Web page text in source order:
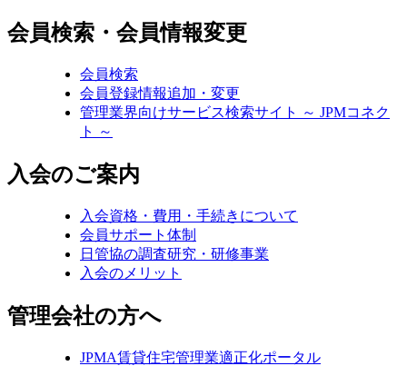
会員検索・会員情報変更
会員検索
会員登録情報追加・変更
管理業界向けサービス検索サイト ～ JPMコネク
ト ～
入会のご案内
入会資格・費用・手続きについて
会員サポート体制
日管協の調査研究・研修事業
入会のメリット
管理会社の方へ
JPMA賃貸住宅管理業適正化ポータル